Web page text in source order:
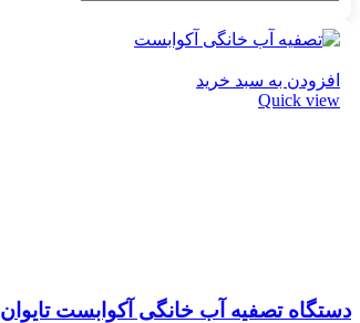
افزودن به سبد خرید
Quick view
دستگاه تصفیه آب خانگی آکوابست تایوان aquabest